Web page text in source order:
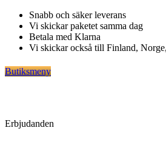
Hoppa
innehåll
Snabb och säker leverans
Vi skickar paketet samma dag
Betala med Klarna
Vi skickar också till Finland,
Butiksmeny
Erbjudanden